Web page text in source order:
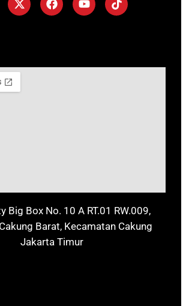
Big Box No. 10 A RT.01 RW.009,
Barat, Kecamatan Cakung
Jakarta Timur